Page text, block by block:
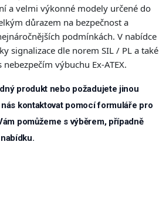
a velmi výkonné modely určené do
důrazem na bezpečnost a
podmínkách. V nabídce
signalizace dle norem SIL / PL a také
výbuchu Ex-ATEX.
produkt nebo požadujete jinou
kontaktovat pomocí formuláře pro
pomůžeme s výběrem, případně